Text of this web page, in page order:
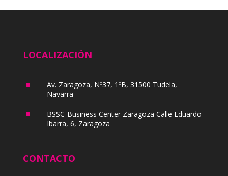
LOCALIZACIÓN
^
Av. Zaragoza, Nº37, 1ºB, 31500 Tudela,
Navarra
^
BSSC-Business Center Zaragoza Calle Eduardo
Ibarra, 6, Zaragoza
CONTACTO